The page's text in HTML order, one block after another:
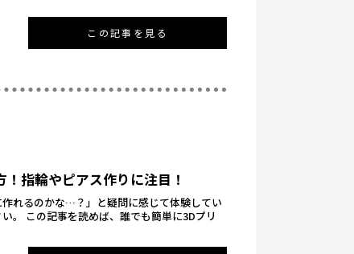
この記事を見る
指輪やピアス作りに注目！
れるのかな…？」と疑問に感じて体験してい
。 この記事を読めば、誰でも簡単に3Dプリ